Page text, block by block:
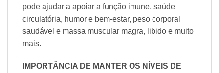
pode ajudar a apoiar a função imune, saúde
circulatória, humor e bem-estar, peso corporal
saudável e massa muscular magra, libido e muito
mais.
IMPORTÂNCIA DE MANTER OS NÍVEIS DE